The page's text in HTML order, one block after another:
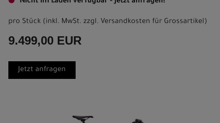
pro Stück (inkl. MwSt. zzgl. Versandkosten für Grossartikel)
9.499,00 EUR
Jetzt anfragen